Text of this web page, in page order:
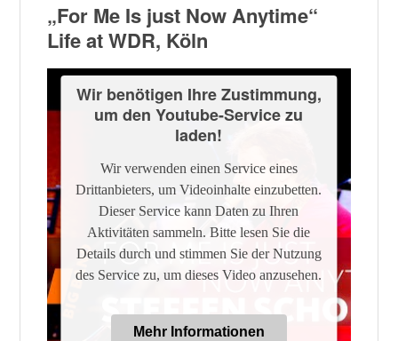
„For Me Is just Now Anytime“
Life at WDR, Köln
Wir benötigen Ihre Zustimmung,
um den Youtube-Service zu
laden!
Wir verwenden einen Service eines
Drittanbieters, um Videoinhalte einzubetten.
Dieser Service kann Daten zu Ihren
Aktivitäten sammeln. Bitte lesen Sie die
Details durch und stimmen Sie der Nutzung
des Service zu, um dieses Video anzusehen.
Mehr Informationen